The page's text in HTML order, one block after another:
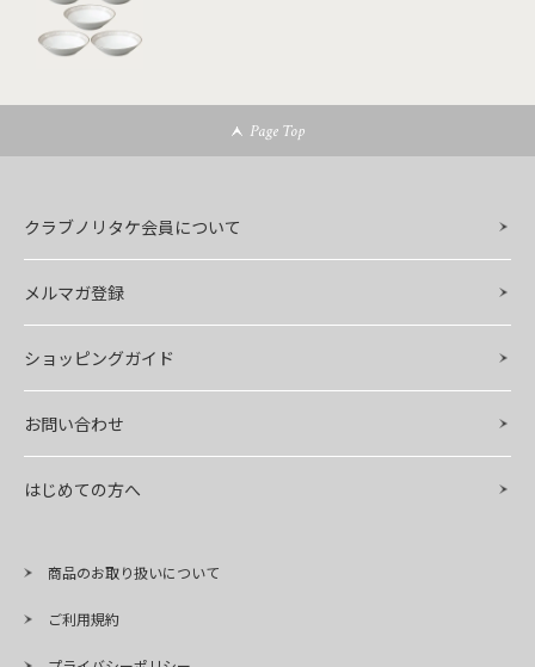
Page Top
クラブノリタケ会員について
メルマガ登録
ショッピングガイド
お問い合わせ
はじめての方へ
商品のお取り扱いについて
ご利用規約